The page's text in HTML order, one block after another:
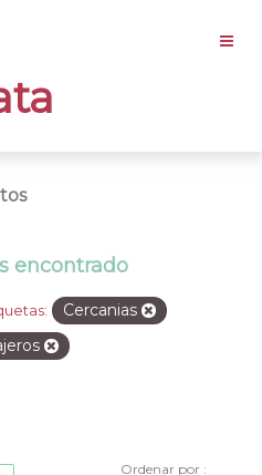
encontrado
Cercanias
Ordenar por